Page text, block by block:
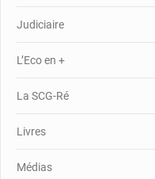
Judiciaire
L’Eco en +
La SCG-Ré
Livres
Médias